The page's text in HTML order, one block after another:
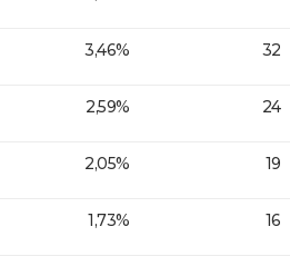
3,46% 32
2,59% 24
2,05% 19
1,73% 16